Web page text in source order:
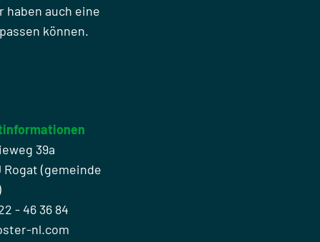
haben auch eine
können.
39a
Rogat (gemeinde
- 46 36 84
nl.com